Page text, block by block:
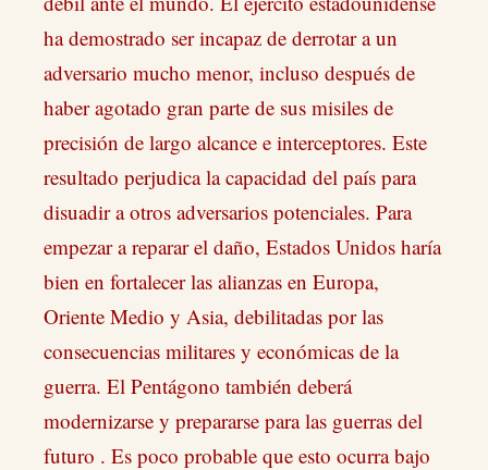
ha demostrado ser incapaz de derrotar a un
adversario mucho menor, incluso después de
haber agotado gran parte de sus misiles de
precisión de largo alcance e interceptores. Este
resultado perjudica la capacidad del país para
disuadir a otros adversarios potenciales. Para
empezar a reparar el daño, Estados Unidos haría
bien en fortalecer las alianzas en Europa,
Oriente Medio y Asia, debilitadas por las
consecuencias militares y económicas de la
guerra. El Pentágono también deberá
modernizarse y prepararse para las guerras del
futuro . Es poco probable que esto ocurra bajo